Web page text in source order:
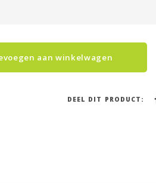
aan winkelwagen
DEEL DIT PRODUCT: